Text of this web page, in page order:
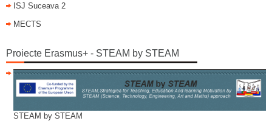
ISJ Suceava 2
MECTS
Proiecte Erasmus+ - STEAM by STEAM
STEAM by STEAM